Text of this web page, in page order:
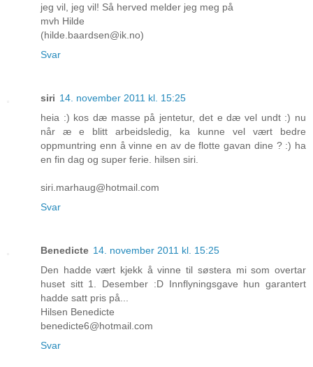
jeg vil, jeg vil! Så herved melder jeg meg på
mvh Hilde
(hilde.baardsen@ik.no)
Svar
siri 14. november 2011 kl. 15:25
heia :) kos dæ masse på jentetur, det e dæ vel undt :) nu
når æ e blitt arbeidsledig, ka kunne vel vært bedre
oppmuntring enn å vinne en av de flotte gavan dine ? :) ha
en fin dag og super ferie. hilsen siri.
siri.marhaug@hotmail.com
Svar
Benedicte 14. november 2011 kl. 15:25
Den hadde vært kjekk å vinne til søstera mi som overtar
huset sitt 1. Desember :D Innflyningsgave hun garantert
hadde satt pris på...
Hilsen Benedicte
benedicte6@hotmail.com
Svar